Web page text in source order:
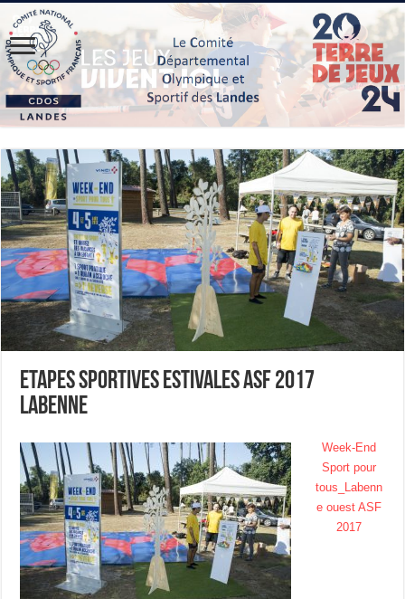
Etapes sportives estivales ASF 2017
Labenne
Week-End
Sport pour
tous_Labenn
e ouest ASF
2017